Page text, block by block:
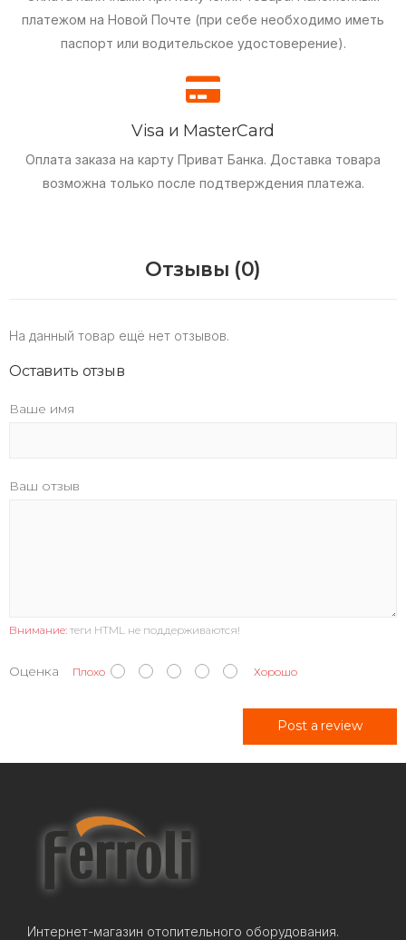
платежом на Новой Почте (при себе необходимо иметь
паспорт или водительское удостоверение).
Visa и MasterCard
Оплата заказа на карту Приват Банка. Доставка товара
возможна только после подтверждения платежа.
Отзывы (0)
На данный товар ещё нет отзывов.
Оставить отзыв
Ваше имя
Ваш отзыв
Внимание: теги HTML не поддерживаются!
Оценка Плохо Хорошо
Post a review
Интернет-магазин отопительного оборудования.